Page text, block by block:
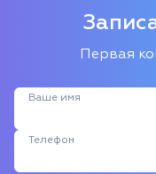
Первая
Ваше имя
Телефон